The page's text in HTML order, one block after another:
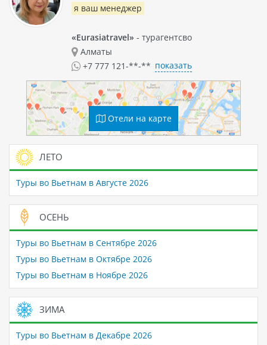
я ваш менеджер
«Eurasiatravel» - турагентсво
Алматы
+7 777 121-**-** показать
Отели на карте
ЛЕТО
Туры во Вьетнам в Августе 2026
ОСЕНЬ
Туры во Вьетнам в Сентябре 2026
Туры во Вьетнам в Октябре 2026
Туры во Вьетнам в Ноябре 2026
ЗИМА
Туры во Вьетнам в Декабре 2026